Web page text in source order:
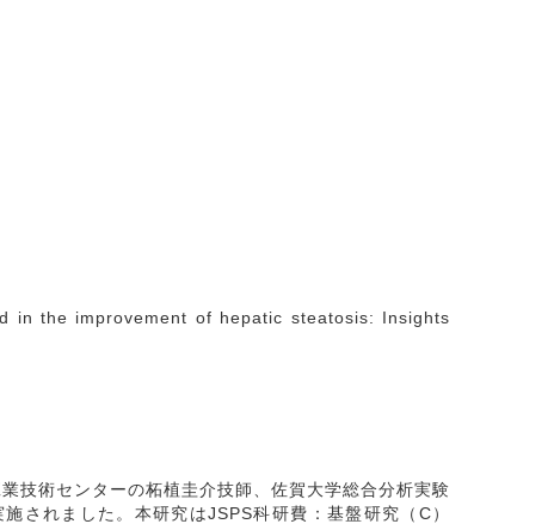
in the improvement of hepatic steatosis: Insights
技術センターの柘植圭介技師、佐賀大学総合分析実験
されました。本研究はJSPS科研費：基盤研究（C）